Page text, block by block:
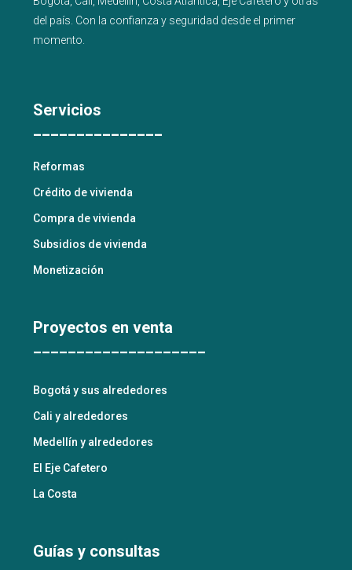
del país . Con la confianza y seguridad desde el primer
momento.
Servicios
_______________
Reformas
Crédito de vivienda
Compra de vivienda
Subsidios de vivienda
Monetización
Proyectos en venta
____________________
Bogotá y sus alrededores
Cali y alrededores
Medellín y alrededores
El Eje Cafetero
La Costa
Guías y consultas